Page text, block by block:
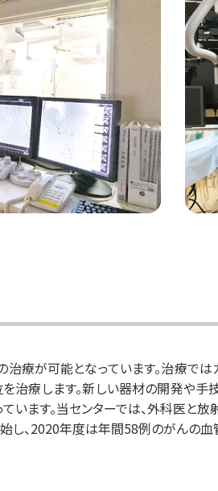
療が可能となっています。治療で
治療します。新しい器材の開発や
います。当センターでは、外科医と
し、2020年度は年間58例のがんの